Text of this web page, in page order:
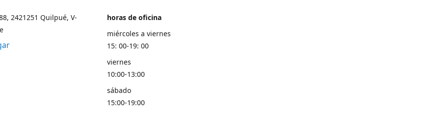
2421251 Quilpué, V-
horas de oficina
miércoles a viernes
15: 00-19: 00
viernes
10:00-13:00
sábado
15:00-19:00